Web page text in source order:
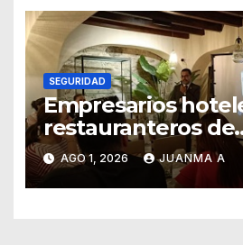
SEGURIDAD
Empresarios
restauranteros de
Guanajuato
intentos de
AGO 1, 2026 JUANMA A